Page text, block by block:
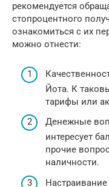
рекомендуется
стопроцентного
ознакомиться с их
можно отнести:
Йота. К
тарифы или
Денежные
интересует
прочие
наличности.